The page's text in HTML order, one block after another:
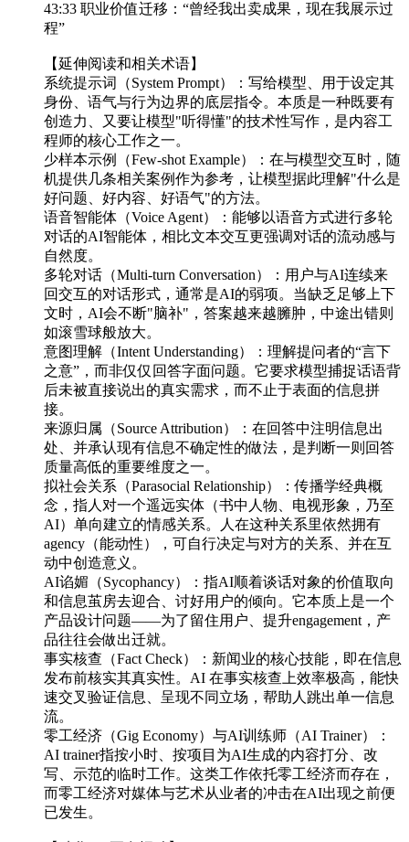
43:33 职业价值迁移：“曾经我出卖成果，现在我展示过
程”
【延伸阅读和相关术语】
系统提示词（System Prompt）：写给模型、用于设定其
身份、语气与行为边界的底层指令。本质是一种既要有
创造力、又要让模型"听得懂"的技术性写作，是内容工
程师的核心工作之一。
少样本示例（Few-shot Example）：在与模型交互时，随
机提供几条相关案例作为参考，让模型据此理解"什么是
好问题、好内容、好语气"的方法。
语音智能体（Voice Agent）：能够以语音方式进行多轮
对话的AI智能体，相比文本交互更强调对话的流动感与
自然度。
多轮对话（Multi-turn Conversation）：用户与AI连续来
回交互的对话形式，通常是AI的弱项。当缺乏足够上下
文时，AI会不断"脑补"，答案越来越臃肿，中途出错则
如滚雪球般放大。
意图理解（Intent Understanding）：理解提问者的“言下
之意”，而非仅仅回答字面问题。它要求模型捕捉话语背
后未被直接说出的真实需求，而不止于表面的信息拼
接。
来源归属（Source Attribution）：在回答中注明信息出
处、并承认现有信息不确定性的做法，是判断一则回答
质量高低的重要维度之一。
拟社会关系（Parasocial Relationship）：传播学经典概
念，指人对一个遥远实体（书中人物、电视形象，乃至
AI）单向建立的情感关系。人在这种关系里依然拥有
agency（能动性），可自行决定与对方的关系、并在互
动中创造意义。
AI谄媚（Sycophancy）：指AI顺着谈话对象的价值取向
和信息茧房去迎合、讨好用户的倾向。它本质上是一个
产品设计问题——为了留住用户、提升engagement，产
品往往会做出迁就。
事实核查（Fact Check）：新闻业的核心技能，即在信息
发布前核实其真实性。AI 在事实核查上效率极高，能快
速交叉验证信息、呈现不同立场，帮助人跳出单一信息
流。
零工经济（Gig Economy）与AI训练师（AI Trainer）：
AI trainer指按小时、按项目为AI生成的内容打分、改
写、示范的临时工作。这类工作依托零工经济而存在，
而零工经济对媒体与艺术从业者的冲击在AI出现之前便
已发生。